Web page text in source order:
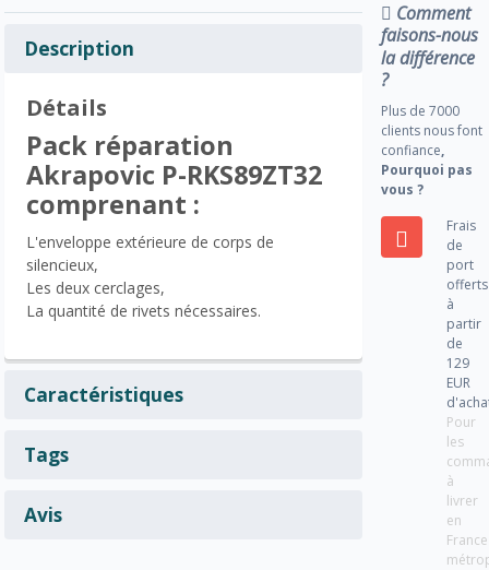
Description
Détails
Pack réparation
Akrapovic P-RKS89ZT32
comprenant :
L'enveloppe extérieure de corps de
silencieux,
Les deux cerclages,
La quantité de rivets nécessaires.
Caractéristiques
Tags
Avis
Comment
faisons-nous
la différence
?
Plus de 7000
clients nous font
confiance,
Pourquoi pas
vous ?
Frais
de
port
offerts
à
partir
de
129
EUR
Pour
les
à
livrer
en
France